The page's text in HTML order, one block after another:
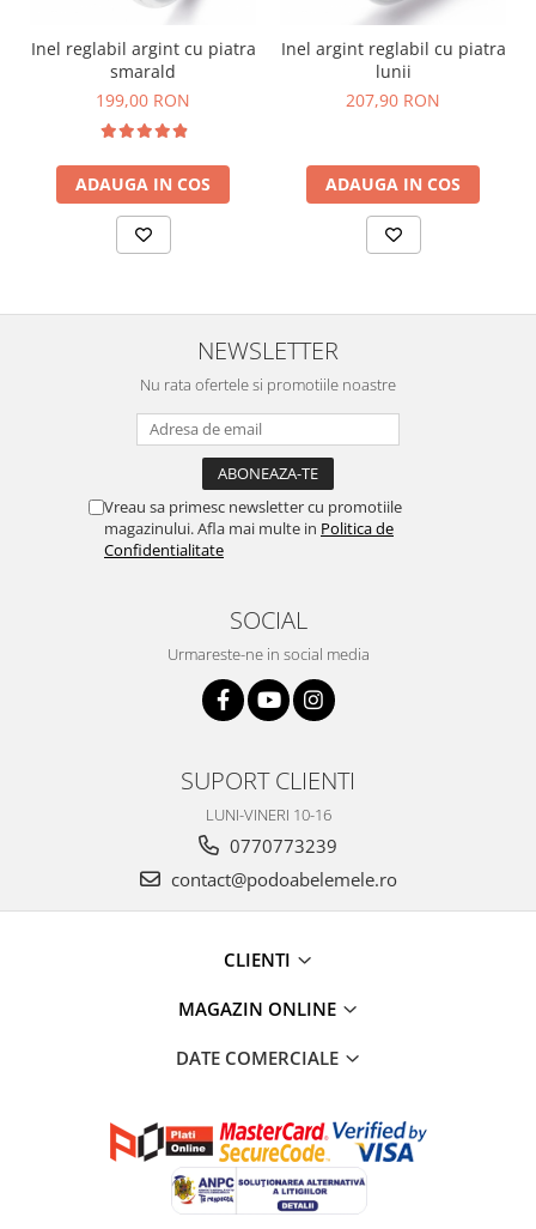
Inel reglabil argint cu piatra
smarald
199,00 RON
ADAUGA IN COS
Inel argint reglabil cu piatra
lunii
207,90 RON
ADAUGA IN COS
NEWSLETTER
Nu rata ofertele si promotiile noastre
Vreau sa primesc newsletter cu promotiile
magazinului. Afla mai multe in Politica de
Confidentialitate
SOCIAL
Urmareste-ne in social media
SUPORT CLIENTI
LUNI-VINERI 10-16
0770773239
contact@podoabelemele.ro
CLIENTI
MAGAZIN ONLINE
DATE COMERCIALE